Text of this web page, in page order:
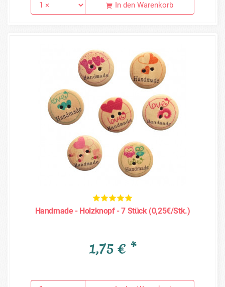
In den Warenkorb
Handmade - Holzknopf - 7 Stück (0,25€/Stk.)
1,75 € *